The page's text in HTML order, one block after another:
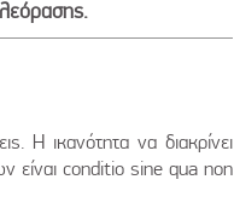
Η ικανότητα να διακρίνει
είναι conditio sine qua non